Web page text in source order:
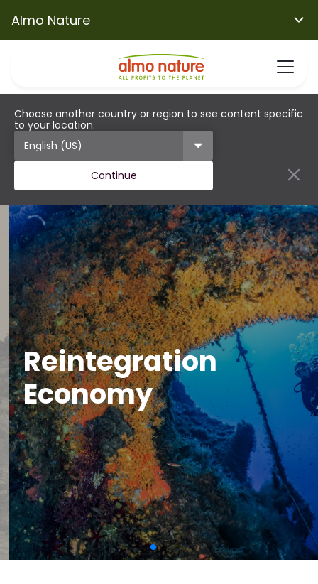
Almo Nature
Choose another country or region to see content specific
to your location.
Continue
Reintegration
Economy